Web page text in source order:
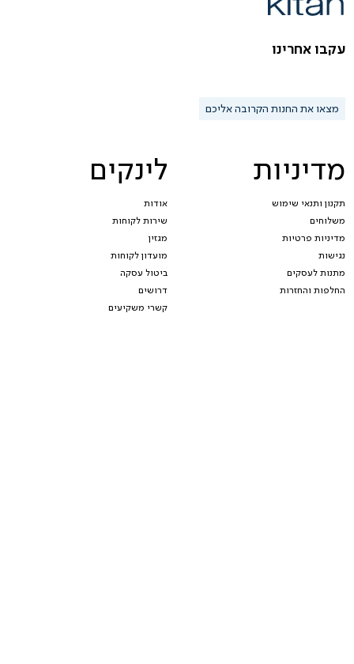
מדיניות
תקנון ותנאי שימוש
משלוחים
מדיניות פרטיות
נגישות
מתנות לעסקים
החלפות והחזרות
לינקים
אודות
שירות לקוחות
מגזין
מועדון לקוחות
ביטול עסקה
דרושים
קשרי משקיעים
עקבו אחרינו
מצאו את החנות הקרובה אליכם